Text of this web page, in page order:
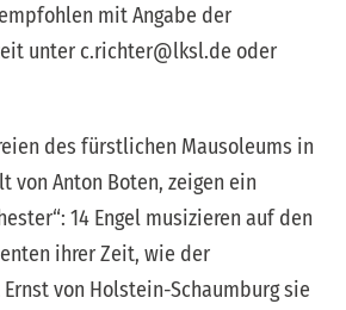
mit Angabe der
unter c.richter@lksl.de oder
des fürstlichen Mausoleums in
von Anton Boten, zeigen ein
14 Engel musizieren auf den
ihrer Zeit, wie der
von Holstein-Schaumburg sie